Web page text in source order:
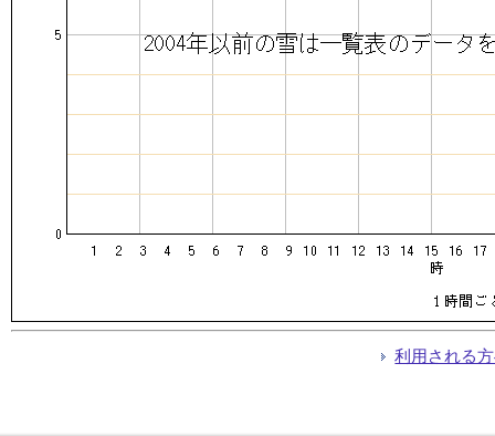
利用される